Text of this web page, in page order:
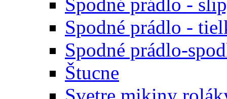
Spodné prádlo -
Spodné prádlo -
Spodné prádlo-
Štucne